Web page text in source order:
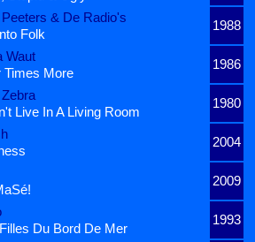
& De Radio's
1988
Folk
Waut
1986
Times More
1980
Live In A Living Room
2004
2009
1993
Du Bord De Mer